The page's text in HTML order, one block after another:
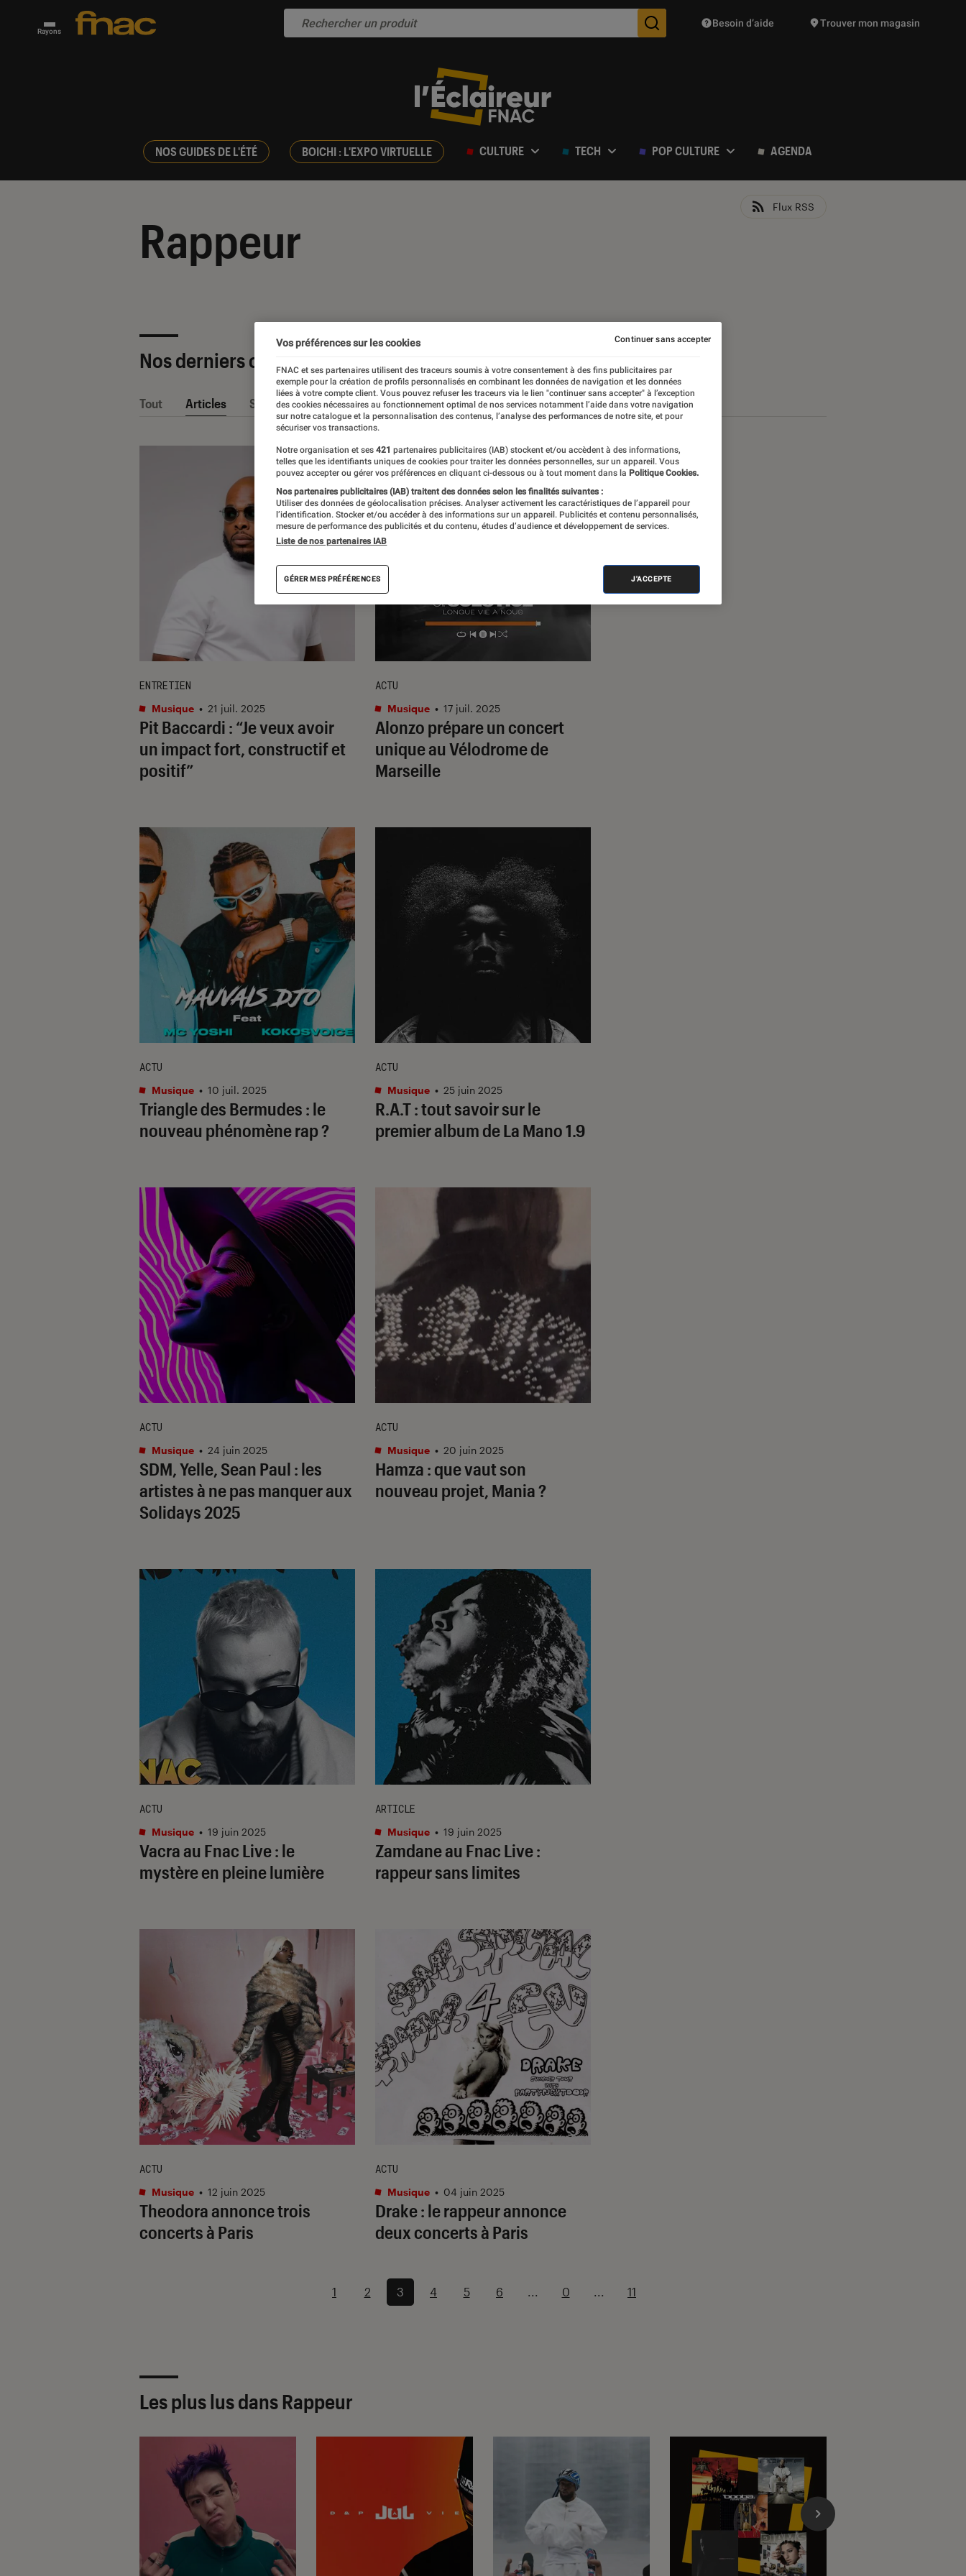
Rayons Des suggestions de produits vont vous être proposées
Besoin d’aide Trouver mon magasin
NOS GUIDES DE L'ÉTÉ BOICHI : L'EXPO VIRTUELLE CULTURE TECH POP CULTURE AGENDA
Rappeur
Flux RSS
Nos derniers contenus
Tout Articles Sélections et guides
Pit Baccardi : “Je veux avoir
un impact fort, constructif et
positif”
ENTRETIEN
Musique • 21 juil. 2025
Alonzo prépare un concert
unique au Vélodrome de
Marseille
ACTU
Musique • 17 juil. 2025
Triangle des Bermudes : le
nouveau phénomène rap ?
ACTU
Musique • 10 juil. 2025
R.A.T: tout savoir sur le
premier album de La Mano 1.9
ACTU
Musique • 25 juin 2025
SDM, Yelle, Sean Paul : les
artistes à ne pas manquer aux
Solidays 2025
ACTU
Musique • 24 juin 2025
Hamza : que vaut son
nouveau projet, Mania?
ACTU
Musique • 20 juin 2025
Vacra au Fnac Live : le
mystère en pleine lumière
ACTU
Musique • 19 juin 2025
Zamdane au Fnac Live :
rappeur sans limites
ARTICLE
Musique • 19 juin 2025
Theodora annonce trois
concerts à Paris
ACTU
Musique • 12 juin 2025
Drake : le rappeur annonce
deux concerts à Paris
ACTU
Musique • 04 juin 2025
1 2 3 4 5 6 ... 0 ... 11
Les plus lus dans Rappeur
Vos préférences sur les cookies
FNAC et ses partenaires utilisent des traceurs soumis à votre consentement à des fins publicitaires par
exemple pour la création de profils personnalisés en combinant les données de navigation et les données
liées à votre compte client. Vous pouvez refuser les traceurs via le lien "continuer sans accepter" à l’exception
des cookies nécessaires au fonctionnement optimal de nos services notamment l’aide dans votre navigation
sur notre catalogue et la personnalisation des contenus, l’analyse des performances de notre site, et pour
sécuriser vos transactions.
Notre organisation et ses 421 partenaires publicitaires (IAB) stockent et/ou accèdent à des informations,
telles que les identifiants uniques de cookies pour traiter les données personnelles, sur un appareil. Vous
pouvez accepter ou gérer vos préférences en cliquant ci-dessous ou à tout moment dans la Politique Cookies.
Nos partenaires publicitaires (IAB) traitent des données selon les finalités suivantes :
Utiliser des données de géolocalisation précises. Analyser activement les caractéristiques de l’appareil pour
l’identification. Stocker et/ou accéder à des informations sur un appareil. Publicités et contenu personnalisés,
mesure de performance des publicités et du contenu, études d’audience et développement de services.
Liste de nos partenaires IAB
GÉRER MES PRÉFÉRENCES J'ACCEPTE
Continuer sans accepter